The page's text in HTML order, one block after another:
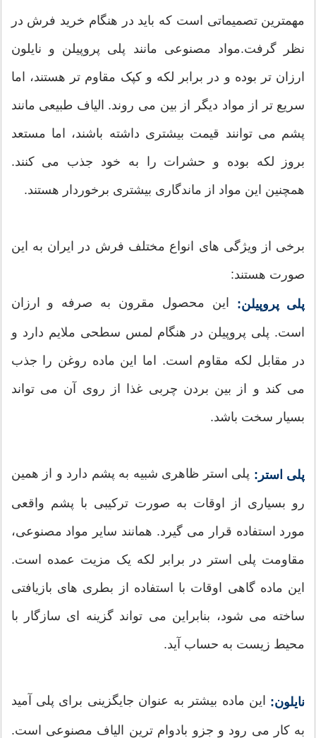
مهمترین تصمیماتی است که باید در هنگام خرید فرش در
نظر گرفت.مواد مصنوعی مانند پلی پروپیلن و نایلون
ارزان تر بوده و در برابر لکه و کپک مقاوم تر هستند، اما
سریع تر از مواد دیگر از بین می روند. الیاف طبیعی مانند
پشم می توانند قیمت بیشتری داشته باشند، اما مستعد
بروز لکه بوده و حشرات را به خود جذب می کنند.
همچنین این مواد از ماندگاری بیشتری برخوردار هستند.
برخی از ویژگی های انواع مختلف فرش در ایران به این
صورت هستند:
پلی پروپیلن: این محصول مقرون به صرفه و ارزان
است. پلی پروپیلن در هنگام لمس سطحی ملایم دارد و
در مقابل لکه مقاوم است. اما این ماده روغن را جذب
می کند و از بین بردن چربی غذا از روی آن می تواند
بسیار سخت باشد.
پلی استر: پلی استر ظاهری شبیه به پشم دارد و از همین
رو بسیاری از اوقات به صورت ترکیبی با پشم واقعی
مورد استفاده قرار می گیرد. همانند سایر مواد مصنوعی،
مقاومت پلی استر در برابر لکه یک مزیت عمده است.
این ماده گاهی اوقات با استفاده از بطری های بازیافتی
ساخته می شود، بنابراین می تواند گزینه ای سازگار با
محیط زیست به حساب آید.
نایلون: این ماده بیشتر به عنوان جایگزینی برای پلی آمید
به کار می رود و جزو بادوام ترین الیاف مصنوعی است.